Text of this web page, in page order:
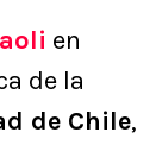
en
de la
de Chile,